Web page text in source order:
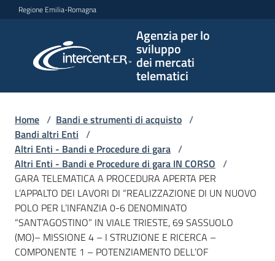
Vai al contenuto
Vai alla navigazione
Vai al footer
Regione Emilia-Romagna
Agenzia per lo
sviluppo
dei mercati
telematici
per lo
sviluppo
telematici
L'Agenzia
Bandi
e
strumenti
Home / Bandi e strumenti di acquisto /
Bandi altri Enti /
Altri Enti - Bandi e Procedure di gara /
Altri Enti - Bandi e Procedure di gara IN CORSO /
GARA TELEMATICA A PROCEDURA APERTA PER
L’APPALTO DEI LAVORI DI “REALIZZAZIONE DI UN NUOVO
POLO PER L’INFANZIA 0-6 DENOMINATO
“SANT’AGOSTINO” IN VIALE TRIESTE, 69 SASSUOLO
(MO)– MISSIONE 4 – I STRUZIONE E RICERCA –
COMPONENTE 1 – POTENZIAMENTO DELL’OF